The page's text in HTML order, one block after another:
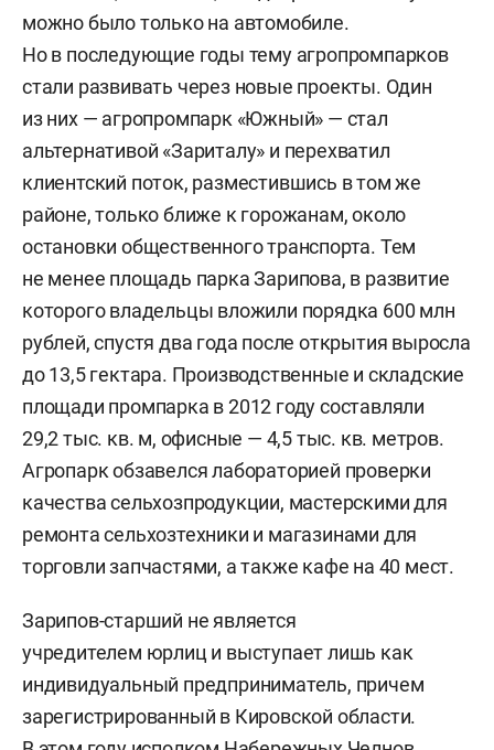
можно было только на автомобиле.
Но в последующие годы тему агропромпарков
стали развивать через новые проекты. Один
из них — агропромпарк «Южный» — стал
альтернативой «Зариталу» и перехватил
клиентский поток, разместившись в том же
районе, только ближе к горожанам, около
остановки общественного транспорта. Тем
не менее площадь парка Зарипова, в развитие
которого владельцы вложили порядка 600 млн
рублей, спустя два года после открытия выросла
до 13,5 гектара. Производственные и складские
площади промпарка в 2012 году составляли
29,2 тыс. кв. м, офисные — 4,5 тыс. кв. метров.
Агропарк обзавелся лабораторией проверки
качества сельхозпродукции, мастерскими для
ремонта сельхозтехники и магазинами для
торговли запчастями, а также кафе на 40 мест.
Зарипов-старший не является
учредителем юрлиц и выступает лишь как
индивидуальный предприниматель, причем
зарегистрированный в Кировской области.